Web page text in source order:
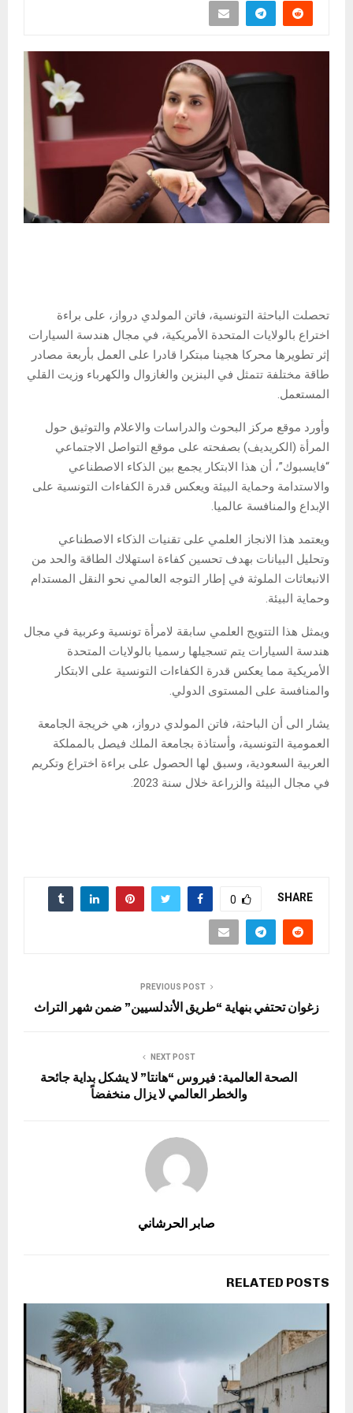
تحصلت الباحثة التونسية، فاتن المولدي درواز، على براءة
اختراع بالولايات المتحدة الأمريكية، في مجال هندسة السيارات
إثر تطويرها محركا هجينا مبتكرا قادرا على العمل بأربعة مصادر
طاقة مختلفة تتمثل في البنزين والغازوال والكهرباء وزيت القلي
المستعمل.
وأورد موقع مركز البحوث والدراسات والاعلام والتوثيق حول
المرأة (الكريديف) بصفحته على موقع التواصل الاجتماعي
“فايسبوك”، أن هذا الابتكار يجمع بين الذكاء الاصطناعي
والاستدامة وحماية البيئة ويعكس قدرة الكفاءات التونسية على
الإبداع والمنافسة عالميا.
ويعتمد هذا الانجاز العلمي على تقنيات الذكاء الاصطناعي
وتحليل البيانات بهدف تحسين كفاءة استهلاك الطاقة والحد من
الانبعاثات الملوثة في إطار التوجه العالمي نحو النقل المستدام
وحماية البيئة.
ويمثل هذا التتويج العلمي سابقة لامرأة تونسية وعربية في مجال
هندسة السيارات يتم تسجيلها رسميا بالولايات المتحدة
الأمريكية مما يعكس قدرة الكفاءات التونسية على الابتكار
والمنافسة على المستوى الدولي.
يشار الى أن الباحثة، فاتن المولدي درواز، هي خريجة الجامعة
العمومية التونسية، وأستاذة بجامعة الملك فيصل بالمملكة
العربية السعودية، وسبق لها الحصول على براءة اختراع وتكريم
في مجال البيئة والزراعة خلال سنة 2023.
SHARE
0
PREVIOUS POST
زغوان تحتفي بنهاية “طريق الأندلسيين” ضمن شهر التراث
NEXT POST
الصحة العالمية: فيروس “هانتا” لا يشكل بداية جائحة
والخطر العالمي لا يزال منخفضاً
صابر الحرشاني
RELATED POSTS